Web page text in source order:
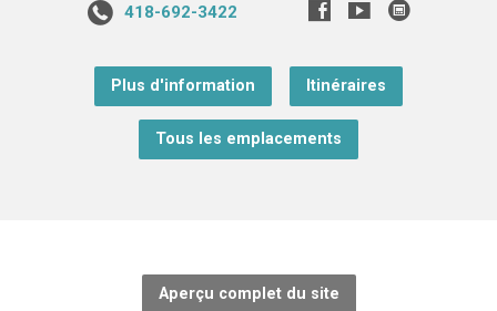
418-692-3422
Plus d'information Itinéraires
Tous les emplacements
Aperçu complet du site